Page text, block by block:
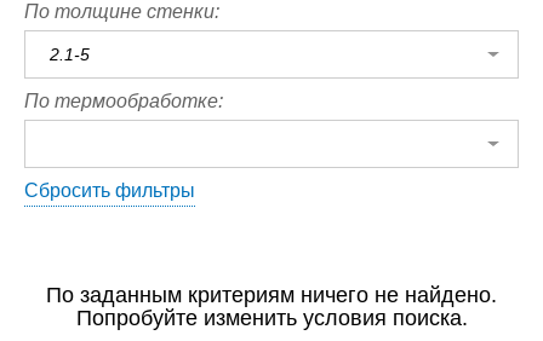
По толщине стенки:
2.1-5
По термообработке:
Сбросить фильтры
По заданным критериям ничего не найдено.
Попробуйте изменить условия поиска.